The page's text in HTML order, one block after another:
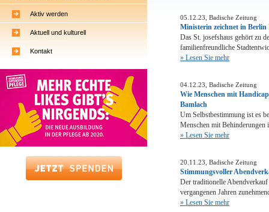
Aktiv werden
Aktuell und kulturell
Kontakt
05.12.23, Badische Zeitung
Ministerin zeichnet in
Das St. josefshaus gehört zu
familienfreundliche
» Lesen Sie mehr
04.12.23, Badische Zeitung
Wie Menschen mit
Bamlach
Um Selbstbestimmung ist es
Menschen mit Behinderungen
» Lesen Sie mehr
20.11.23, Badische Zeitung
Stimmungsvoller
Der traditionelle
vergangenen Jahren
» Lesen Sie mehr